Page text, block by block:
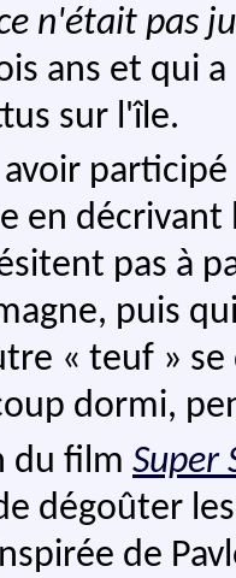
n'était pas
ans et qui
sur l'île.
en
pas à
puis
« teuf »
dormi,
du film Super
dégoûter
de